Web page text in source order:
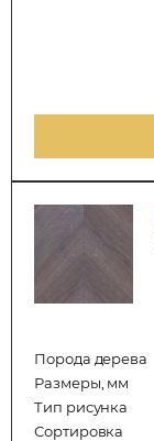
Порода дерева
Размеры, мм
Тип рисунка
Сортировка